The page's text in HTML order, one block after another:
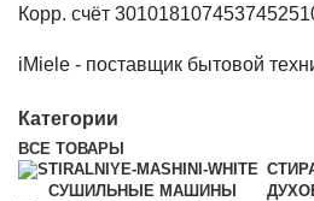
Корр. счёт
iMiele - поставщик бытовой
Категории
ВСЕ ТОВАРЫ
СУШИЛЬНЫЕ МАШИНЫ